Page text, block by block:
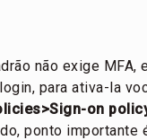
não exige MFA,
para ativa-la
on
ponto importante